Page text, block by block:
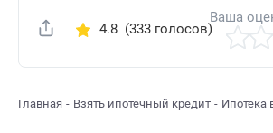
Поделиться
4.8(333 голосов)
Ваша
Главная Взять ипотечный кредит Ипотека